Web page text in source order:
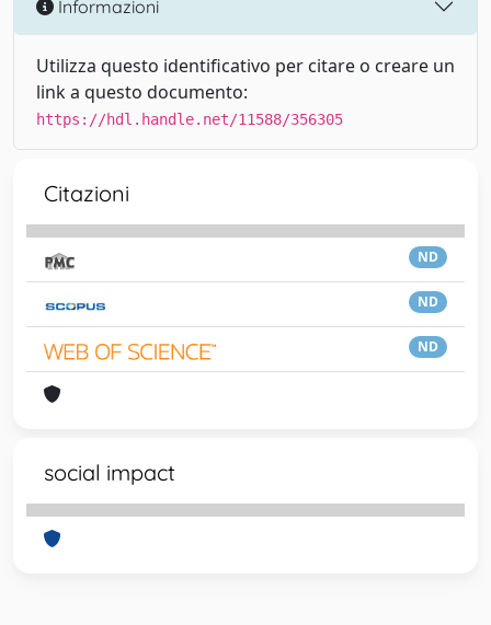
Informazioni
Utilizza questo identificativo per citare o creare un
link a questo documento:
https://hdl.handle.net/11588/356305
Citazioni
ND
ND
ND
social impact